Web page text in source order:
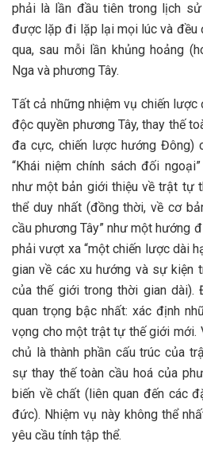
phải là lần đầu tiên trong lịch
được lặp đi lặp lại mọi lúc và đều
qua, sau mỗi lần khủng hoảng
Nga và phương Tây.
Tất cả những nhiệm vụ chiến
độc quyền phương Tây, thay thế
đa cực, chiến lược hướng Đông)
“Khái niệm chính sách đối
như một bản giới thiệu về trật tự
thể duy nhất (đồng thời, về cơ
cầu phương Tây” như một hướng
phải vượt xa “một chiến lược dài
gian về các xu hướng và sự kiện
của thế giới trong thời gian dài).
quan trọng bậc nhất: xác định
vọng cho một trật tự thế giới mới.
chủ là thành phần cấu trúc của
sự thay thế toàn cầu hoá của
biến về chất (liên quan đến các
đức). Nhiệm vụ này không thể
yêu cầu tính tập thể.